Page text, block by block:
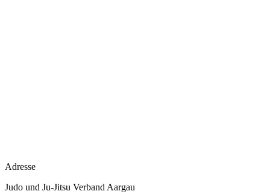
Adresse
Judo und Ju-Jitsu Verband Aargau